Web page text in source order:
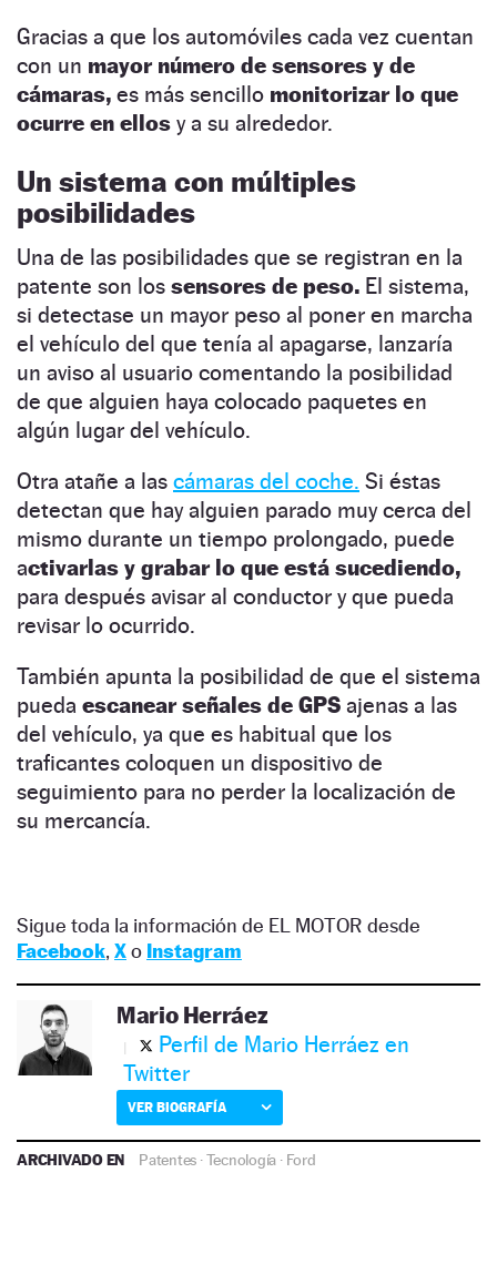
Gracias a que los automóviles cada vez cuentan
con un mayor número de sensores y de
cámaras, es más sencillo monitorizar lo que
ocurre en ellos y a su alrededor.
Un sistema con múltiples
posibilidades
Una de las posibilidades que se registran en la
patente son los sensores de peso. El sistema,
si detectase un mayor peso al poner en marcha
el vehículo del que tenía al apagarse, lanzaría
un aviso al usuario comentando la posibilidad
de que alguien haya colocado paquetes en
algún lugar del vehículo.
Otra atañe a las cámaras del coche. Si éstas
detectan que hay alguien parado muy cerca del
mismo durante un tiempo prolongado, puede
activarlas y grabar lo que está sucediendo,
para después avisar al conductor y que pueda
revisar lo ocurrido.
También apunta la posibilidad de que el sistema
pueda escanear señales de GPS ajenas a las
del vehículo, ya que es habitual que los
traficantes coloquen un dispositivo de
seguimiento para no perder la localización de
su mercancía.
Sigue toda la información de EL MOTOR desde
Facebook, Xo Instagram
Mario Herráez
Perfil de Mario Herráez en
Twitter
VER BIOGRAFÍA
ARCHIVADO EN Patentes ·Tecnología · Ford